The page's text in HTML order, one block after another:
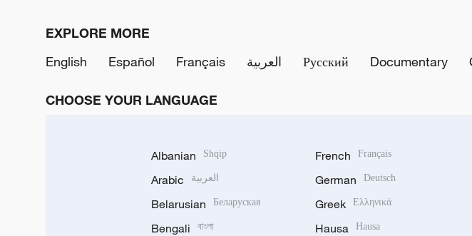
EXPLORE MORE
English
Español Français العربية Русский Documentary
CHOOSE YOUR LANGUAGE
Albanian Shqip
Arabic العربية
Belarusian Беларуская
Bengali বাংলা
French Français
German Deutsch
Greek Ελληνικά
Hausa Hausa